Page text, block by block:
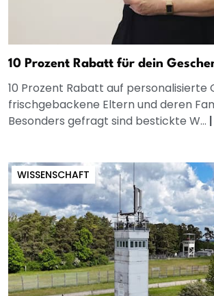
10 Prozent Rabatt für dein
10 Prozent Rabatt auf personalisierte
frischgebackene Eltern und deren
Besonders gefragt sind bestickte W... |
WISSENSCHAFT